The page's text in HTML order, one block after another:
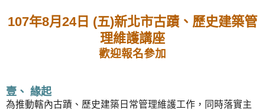
107年8月24日 (五)新北市古蹟、歷史建築管
理維護講座
歡迎報名參加
壹、 緣起
為推動轄內古蹟、歷史建築日常管理維護工作，同時落實主